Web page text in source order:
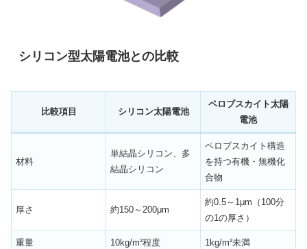
シリコン型太陽電池との比較
比較項目 シリコン太陽電池
ペロブスカイト太陽
電池
材料
単結晶シリコン、多
結晶シリコン
ペロブスカイト構造
を持つ有機・無機化
合物
厚さ 約150～200μm
約0.5～1μm（100分
の1の厚さ）
重量 10kg/m²程度 1kg/m²未満